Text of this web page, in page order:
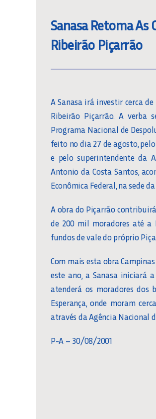
Sanasa Retoma As
Ribeirão Piçarrão
A Sanasa irá investir cerca
Ribeirão Piçarrão. A verba
Programa Nacional de
feito no dia 27 de agosto,
e pelo superintendente da
Antonio da Costa Santos,
Econômica Federal, na sede
A obra do Piçarrão
de 200 mil moradores até a
fundos de vale do próprio
Com mais esta obra
este ano, a Sanasa iniciará
atenderá os moradores dos
Esperança, onde moram
através da Agência Nacional
P-A – 30/08/2001